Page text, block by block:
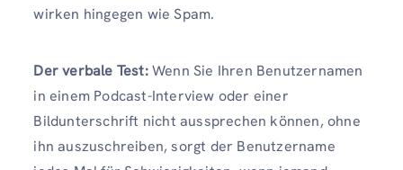
wirken hingegen wie Spam.
Der verbale Test:Wenn Sie Ihren Benutzernamen
in einem Podcast-Interview oder einer
Bildunterschrift nicht aussprechen können, ohne
ihn auszuschreiben, sorgt der Benutzername